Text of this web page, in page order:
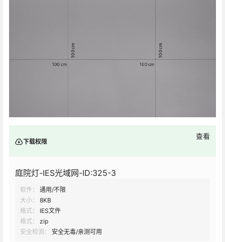
下载权限
查看
庭院灯-IES光域网-ID:325-3
软件：
通用/不限
大小：
8KB
格式：
IES文件
格式：
zip
安全检测：
安全无毒/亲测可用